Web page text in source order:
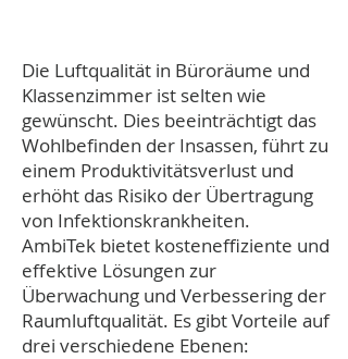
Die Luftqualität in Büroräume und
Klassenzimmer ist selten wie
gewünscht. Dies beeinträchtigt das
Wohlbefinden der Insassen, führt zu
einem Produktivitätsverlust und
erhöht das Risiko der Übertragung
von Infektionskrankheiten.
AmbiTek bietet kosteneffiziente und
effektive Lösungen zur
Überwachung und Verbessering der
Raumluftqualität. Es gibt Vorteile auf
drei verschiedene Ebenen: